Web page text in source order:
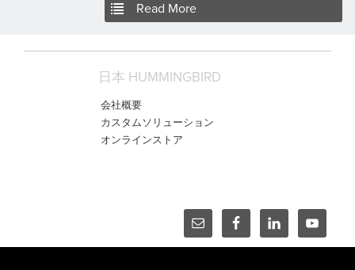
Read More
日本 HUMMINGBIRD
会社概要
カスタムソリューション
オンラインストア